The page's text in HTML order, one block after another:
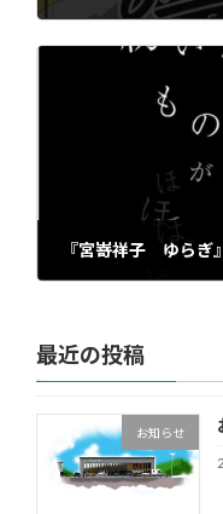
『宮嵜祥子 ゆらぎ
最近の投稿
お知らせ